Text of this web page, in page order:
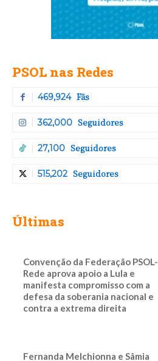
PSOL nas Redes
469,924 Fãs
362,000 Seguidores
27,100 Seguidores
515,202 Seguidores
Últimas
Convenção da Federação PSOL-
Rede aprova apoio a Lula e
manifesta compromisso com a
defesa da soberania nacional e
contra a extrema direita
Fernanda Melchionna e Sâmia